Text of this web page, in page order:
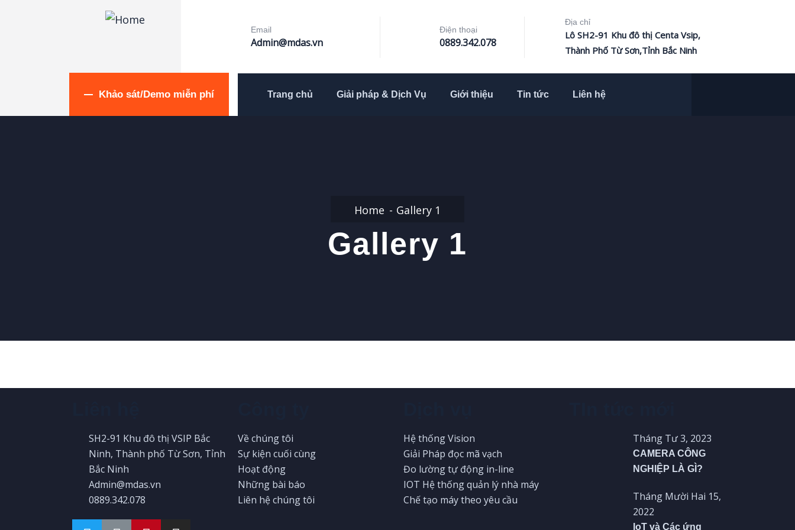
Email
Admin@mdas.vn
Điện thoại
0889.342.078
Địa chỉ
Lô SH2-91 Khu đô thị Centa Vsip,
Thành Phố Từ Sơn,Tỉnh Bắc Ninh
Khảo sát/Demo miễn phí Trang chủ Giải pháp & Dịch Vụ Giới thiệu Tin tức Liên hệ
Home Gallery 1
Gallery 1
SH2-91 Khu đô thị VSIP Bắc
Ninh, Thành phố Từ Sơn, Tỉnh
Bắc Ninh
Admin@mdas.vn
0889.342.078
Về chúng tôi
Sự kiện cuối cùng
Hoạt động
Những bài báo
Liên hệ chúng tôi
Hệ thống Vision
Giải Pháp đọc mã vạch
Đo lường tự động in-line
IOT Hệ thống quản lý nhà máy
Chế tạo máy theo yêu cầu
Tháng Tư 3, 2023
CAMERA CÔNG
NGHIỆP LÀ GÌ?
Tháng Mười Hai 15,
2022
IoT và Các ứng